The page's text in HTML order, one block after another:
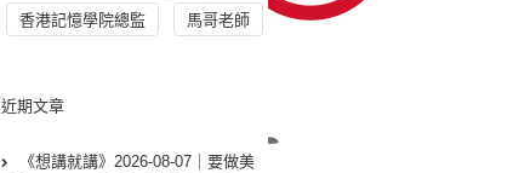
香港記憶學院總監 馬哥老師
近期文章
《想講就講》2026-08-07｜要做美